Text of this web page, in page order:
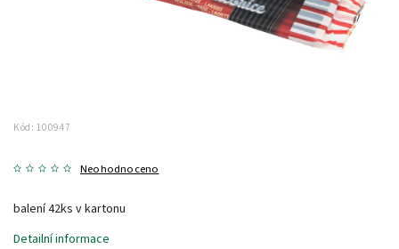
Kód: 100947
Neohodnoceno
balení 42ks v kartonu
Detailní informace